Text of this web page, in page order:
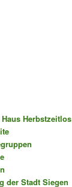
Herbstzeitlos
der Stadt Siegen